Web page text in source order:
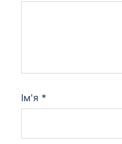
Ім'я *